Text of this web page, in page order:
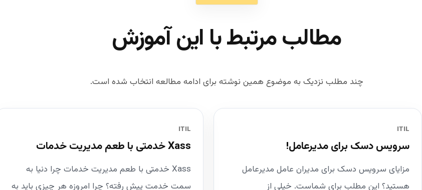
مطالب مرتبط با این آموزش
چند مطلب نزدیک به موضوع همین نوشته برای ادامه مطالعه انتخاب شده است.
ITIL
سرویس دسک برای مدیرعامل‌!
مزایای سرویس دسک برای مدیران عامل مدیرعامل
هستید؟ این مطلب برای شماست. خیلی از
ITIL
Xass خدمتی با طعم مدیریت خدمات
Xass خدمتی با طعم مدیریت خدمات چرا دنیا به
سمت خدمت پیش رفته؟ چرا امروزه هر چیزی باید به